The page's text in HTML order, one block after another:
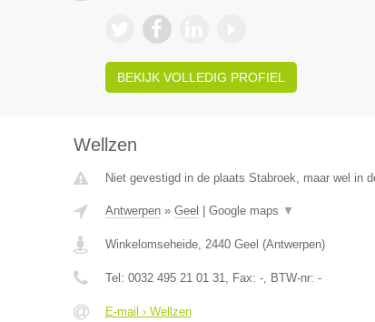
BEKIJK VOLLEDIG PROFIEL
Wellzen
Niet gevestigd in de plaats Stabroek, maar wel in
Antwerpen» Geel Google maps ▼
Winkelomseheide, 2440 Geel (Antwerpen)
Tel: 0032 495 21 01 31, Fax: -, BTW-nr: -
E-mail › Wellzen